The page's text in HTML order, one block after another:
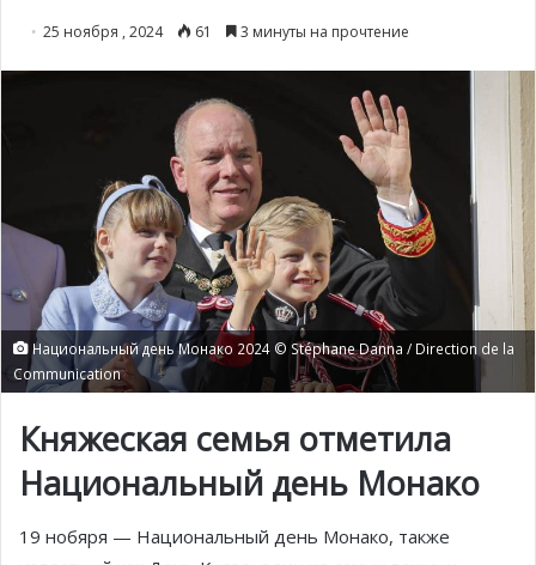
25 ноября , 2024 61 3 минуты на прочтение
Национальный день Монако 2024 © Stéphane Danna / Direction de la
Communication
Княжеская семья отметила
Национальный день Монако
19 нобяря — Национальный день Монако, также